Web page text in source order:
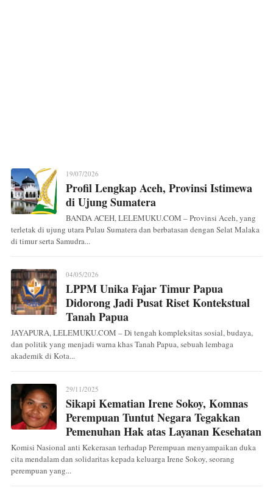
19/07/2026
Profil Lengkap Aceh, Provinsi Istimewa
di Ujung Sumatera
BANDA ACEH, LELEMUKU.COM – Provinsi Aceh, yang
terletak di ujung utara Pulau Sumatera dan berbatasan dengan Selat Malaka
di timur serta Samudra...
04/05/2026
LPPM Unika Fajar Timur Papua
Didorong Jadi Pusat Riset Kontekstual
Tanah Papua
JAYAPURA, LELEMUKU.COM – Di tengah kompleksitas sosial, budaya,
dan politik yang menjadi warna khas Tanah Papua, sebuah lembaga
akademik di Kota...
29/11/2025
Sikapi Kematian Irene Sokoy, Komnas
Perempuan Tuntut Negara Tegakkan
Pemenuhan Hak atas Layanan Kesehatan
Komisi Nasional anti Kekerasan terhadap Perempuan menyampaikan duka
cita mendalam dan solidaritas kepada keluarga Irene Sokoy, seorang
perempuan yang...